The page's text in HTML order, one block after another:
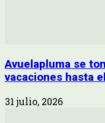
Avuelapluma se
vacaciones hasta
31 julio, 2026